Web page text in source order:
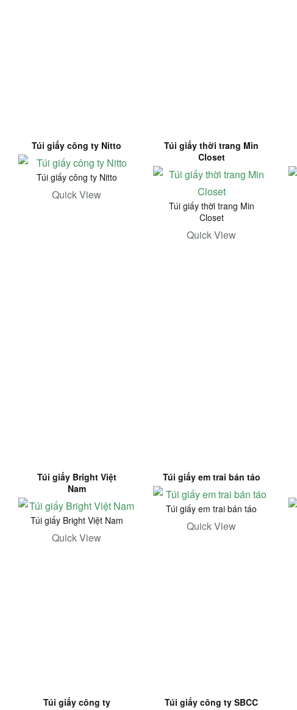
Túi giấy công ty Nitto
Túi giấy công ty Nitto
Quick View
Túi giấy thời trang Min
Closet
Túi giấy thời trang Min
Closet
Quick View
Túi giấy Bright Việt
Nam
Túi giấy Bright Việt Nam
Quick View
Túi giấy em trai bán táo
Túi giấy em trai bán táo
Quick View
Túi giấy công ty
Túi giấy công ty SBCC